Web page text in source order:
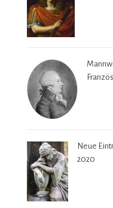
Neue
2020